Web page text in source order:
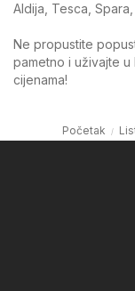
Aldija, Tesca,
Ne propustite
pametno i uživajte
cijenama!
Početak